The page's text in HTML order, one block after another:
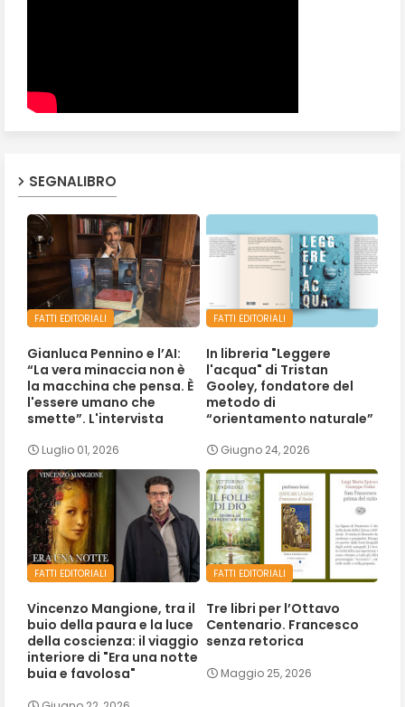
SEGNALIBRO
FATTI EDITORIALI
Gianluca Pennino e l’AI:
“La vera minaccia non è
la macchina che pensa. È
l'essere umano che
smette”. L'intervista
Luglio 01, 2026
FATTI EDITORIALI
In libreria "Leggere
l'acqua" di Tristan
Gooley, fondatore del
metodo di
“orientamento naturale”
Giugno 24, 2026
FATTI EDITORIALI
Vincenzo Mangione, tra il
buio della paura e la luce
della coscienza: il viaggio
interiore di "Era una notte
buia e favolosa"
FATTI EDITORIALI
Tre libri per l’Ottavo
Centenario. Francesco
senza retorica
Maggio 25, 2026